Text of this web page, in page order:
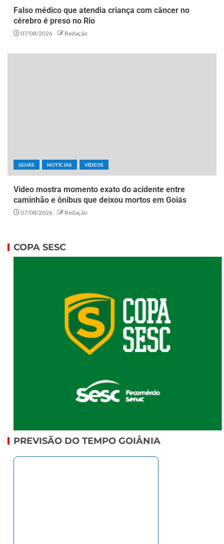
Falso médico que atendia criança com câncer no
cérebro é preso no Rio
07/08/2026 Redação
GOIÁS NOTÍCIAS VÍDEOS
Vídeo mostra momento exato do acidente entre
caminhão e ônibus que deixou mortos em Goiás
07/08/2026 Redação
COPA SESC
PREVISÃO DO TEMPO GOIÂNIA